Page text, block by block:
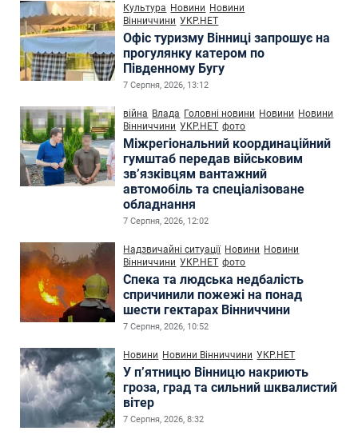
Культура Новини Новини
Вінниччини УКР.НЕТ
Офіс туризму Вінниці запрошує на
прогулянку катером по
Південному Бугу
7 Серпня, 2026, 13:12
війна Влада Головні новини Новини Новини
Вінниччини УКР.НЕТ фото
Міжрегіональний координаційний
гумштаб передав військовим
зв’язківцям вантажний
автомобіль та спеціалізоване
обладнання
7 Серпня, 2026, 12:02
Надзвичайні ситуації Новини Новини
Вінниччини УКР.НЕТ фото
Спека та людська недбалість
спричинили пожежі на понад
шести гектарах Вінниччини
7 Серпня, 2026, 10:52
Новини Новини Вінниччини УКР.НЕТ
У п’ятницю Вінницю накриють
гроза, град та сильний шквалистий
вітер
7 Серпня, 2026, 8:32